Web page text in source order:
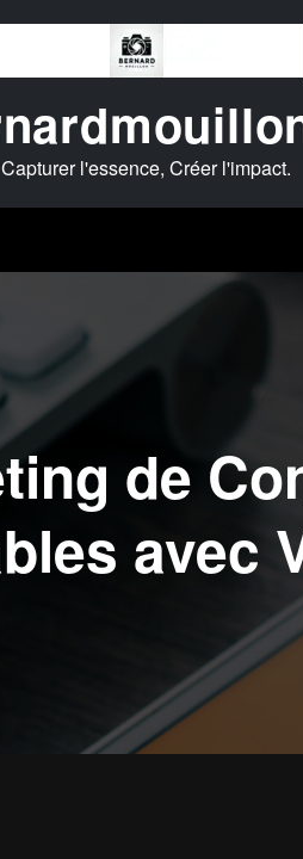
Capturer l'essence, Créer l'impact.
de
avec